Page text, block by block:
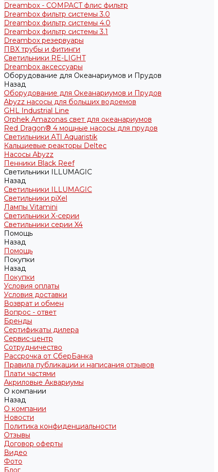
Dreambox - COMPACT флис фильтр
Dreambox фильтр системы 3.0
Dreambox фильтр системы 4.0
Dreambox фильтр системы 3.1
Dreambox резервуары
ПВХ трубы и фитинги
Светильники RE-LIGHT
Dreambox аксессуары
Оборудование для Океанариумов и Прудов
Назад
Оборудование для Океанариумов и Прудов
Abyzz насосы для больших водоемов
GHL Industrial Line
Orphek Amazonas свет для океанариумов
Red Dragon® 4 мощные насосы для прудов
Светильники ATI Aquaristik
Кальциевые реакторы Deltec
Насосы Abyzz
Пенники Black Reef
Светильники ILLUMAGIC
Назад
Светильники ILLUMAGIC
Светильники piXel
Лампы Vitamini
Светильники X-серии
Светильники серии X4
Помощь
Назад
Помощь
Покупки
Назад
Покупки
Условия оплаты
Условия доставки
Возврат и обмен
Вопрос - ответ
Бренды
Сертификаты дилера
Сервис-центр
Сотрудничество
Рассрочка от СберБанка
Правила публикации и написания отзывов
Плати частями
Акриловые Аквариумы
О компании
Назад
О компании
Новости
Политика конфиденциальности
Отзывы
Договор оферты
Видео
Фото
Блог